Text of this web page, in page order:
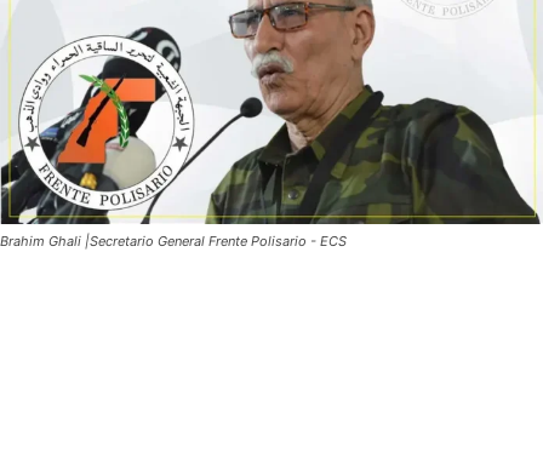
Brahim Ghali |Secretario General Frente Polisario - ECS